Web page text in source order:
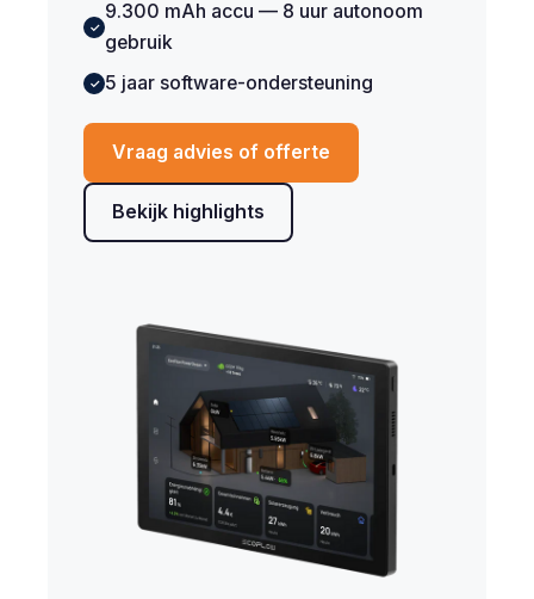
✓
9.300 mAh accu — 8 uur autonoom
gebruik
✓ 5 jaar software-ondersteuning
Vraag advies of offerte
Bekijk highlights